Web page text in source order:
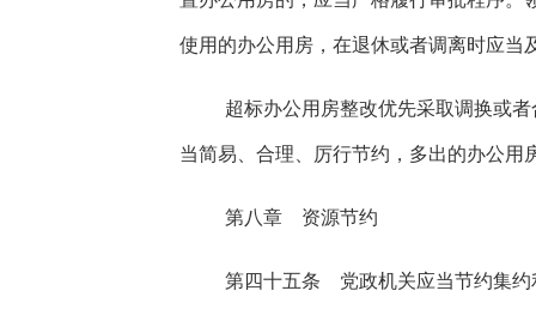
使用的办公用房，在退休或者调离时应当
超标办公用房整改优先采取调换或
当简易、合理、厉行节约，多出的办公
第八章 资源节约
第四十五条 党政机关应当节约集约